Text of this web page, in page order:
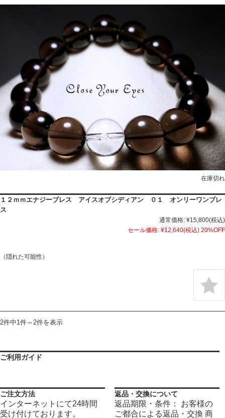
在庫切れ
１２ｍｍエナジーブレス アイスオブシディアン ０１ オンリーワンブレ
ス
通常価格: ¥15,800(税込)
セール価格: ¥12,640(税込) 20%OFF
（隠れた可能性）
2件中1件～2件を表示
ご利用ガイド
ご注文方法
インターネットにて24時間
受け付けております。
返品・交換について
返品期限・条件： お客様の
ご都合による返品・交換 商